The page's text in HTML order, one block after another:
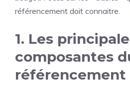
référencement doit connaitre.
1. Les
composantes
référencement